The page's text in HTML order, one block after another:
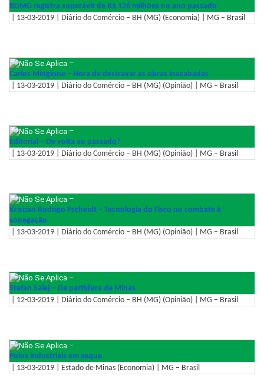
BDMG registra superávit de R$ 126 milhões no ano passado
| 13-03-2019 | Diário do Comércio – BH (MG) (Economia) | MG – Brasil
–
Carlos Mingione – Hora de destravar as obras inacabadas
| 13-03-2019 | Diário do Comércio – BH (MG) (Opinião) | MG – Brasil
–
Editorial – De volta ao passado?
| 13-03-2019 | Diário do Comércio – BH (MG) (Opinião) | MG – Brasil
–
Kristian Rodrigo Pscheidt – Tecnologia do Fisco no combate à
sonegação
| 13-03-2019 | Diário do Comércio – BH (MG) (Opinião) | MG – Brasil
–
Stefan Salej – Da partidura de Minas
| 12-03-2019 | Diário do Comércio – BH (MG) (Opinião) | MG – Brasil
–
Polos industriais em xeque
| 13-03-2019 | Estado de Minas (Economia) | MG – Brasil